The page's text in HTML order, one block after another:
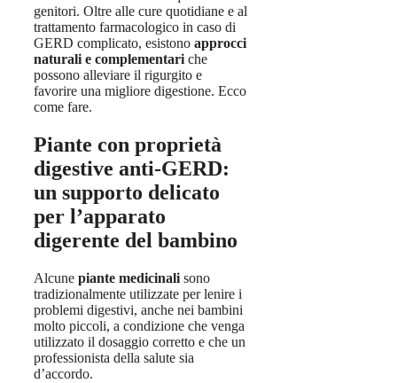
genitori. Oltre alle cure quotidiane e al
trattamento farmacologico in caso di
GERD complicato, esistono approcci
naturali e complementariche
possono alleviare il rigurgito e
favorire una migliore digestione. Ecco
come fare.
Piante con proprietà
digestive anti-GERD:
un supporto delicato
per l’apparato
digerente del bambino
Alcune piante medicinali sono
tradizionalmente utilizzate per lenire i
problemi digestivi, anche nei bambini
molto piccoli, a condizione che venga
utilizzato il dosaggio corretto e che un
professionista della salute sia
d’accordo.